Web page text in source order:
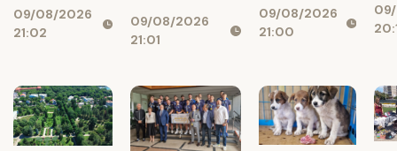
la Bacău
09/08/2026
21:02
sistemul de
7.000 de euro
09/08/2026
21:01
de urgență
la spital
09/08/2026
21:00